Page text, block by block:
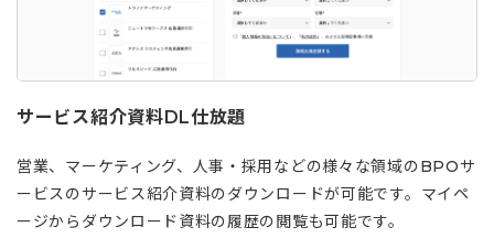
サービス紹介資料DL仕放題
営業、マーケティング、人事・採用などの様々な領域のBPOサ
ービスのサービス紹介資料のダウンロードが可能です。マイペ
ージからダウンロード資料の履歴の閲覧も可能です。